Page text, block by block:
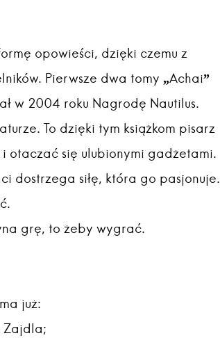
opowieści, dzięki czemu z
Pierwsze dwa tomy „Achai”
w 2004 roku Nagrodę Nautilus.
To dzięki tym książkom pisarz
otaczać się ulubionymi gadżetami.
dostrzega siłę, która go pasjonuje.
grę, to żeby wygrać.
już:
Zajdla;